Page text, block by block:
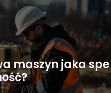
maszyn jaka spe